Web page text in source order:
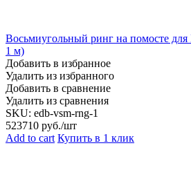
Восьмиугольный ринг на помосте
1 м)
Добавить в избранное
Удалить из избранного
Добавить в сравнение
Удалить из сравнения
SKU: edb-vsm-rng-1
523710 руб./шт
Add to cart Купить в 1 клик